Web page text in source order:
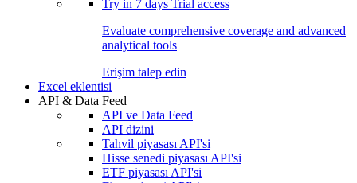
Try in 7 days Trial access
Evaluate comprehensive coverage and advanced
analytical tools
Erişim talep edin
Excel eklentisi
API & Data Feed
API ve Data Feed
API dizini
Tahvil piyasası API'si
Hisse senedi piyasası API'si
ETF piyasası API'si